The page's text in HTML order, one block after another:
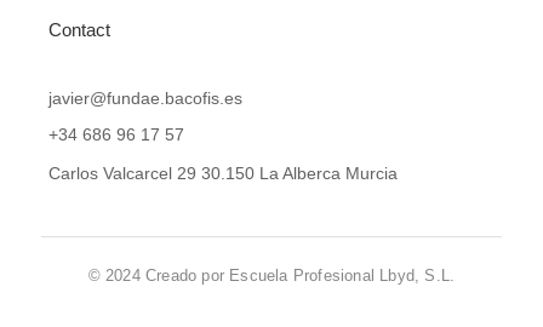
Contact
javier@fundae.bacofis.es
+34 686 96 17 57
Carlos Valcarcel 29 30.150 La Alberca Murcia
© 2024 Creado por Escuela Profesional Lbyd, S.L.